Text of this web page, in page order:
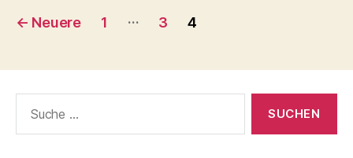
Seitennummerierung
Beiträge
← Neuere 1 … 3 4
nach: